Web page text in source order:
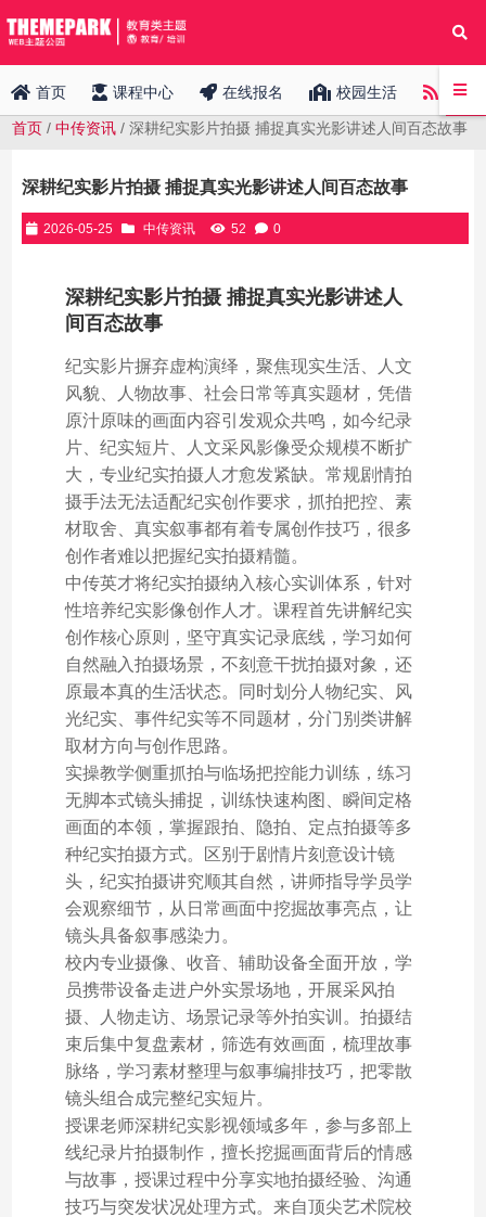
首页 课程中心 在线报名 校园生活 中传
首页 /中传资讯 / 深耕纪实影片拍摄 捕捉真实光影讲述人间百态故事
深耕纪实影片拍摄 捕捉真实光影讲述人间百态故事
2026-05-25 中传资讯 52 0
深耕纪实影片拍摄 捕捉真实光影讲述人
间百态故事
纪实影片摒弃虚构演绎，聚焦现实生活、人文
风貌、人物故事、社会日常等真实题材，凭借
原汁原味的画面内容引发观众共鸣，如今纪录
片、纪实短片、人文采风影像受众规模不断扩
大，专业纪实拍摄人才愈发紧缺。常规剧情拍
摄手法无法适配纪实创作要求，抓拍把控、素
材取舍、真实叙事都有着专属创作技巧，很多
创作者难以把握纪实拍摄精髓。
中传英才将纪实拍摄纳入核心实训体系，针对
性培养纪实影像创作人才。课程首先讲解纪实
创作核心原则，坚守真实记录底线，学习如何
自然融入拍摄场景，不刻意干扰拍摄对象，还
原最本真的生活状态。同时划分人物纪实、风
光纪实、事件纪实等不同题材，分门别类讲解
取材方向与创作思路。
实操教学侧重抓拍与临场把控能力训练，练习
无脚本式镜头捕捉，训练快速构图、瞬间定格
画面的本领，掌握跟拍、隐拍、定点拍摄等多
种纪实拍摄方式。区别于剧情片刻意设计镜
头，纪实拍摄讲究顺其自然，讲师指导学员学
会观察细节，从日常画面中挖掘故事亮点，让
镜头具备叙事感染力。
校内专业摄像、收音、辅助设备全面开放，学
员携带设备走进户外实景场地，开展采风拍
摄、人物走访、场景记录等外拍实训。拍摄结
束后集中复盘素材，筛选有效画面，梳理故事
脉络，学习素材整理与叙事编排技巧，把零散
镜头组合成完整纪实短片。
授课老师深耕纪实影视领域多年，参与多部上
线纪录片拍摄制作，擅长挖掘画面背后的情感
与故事，授课过程中分享实地拍摄经验、沟通
技巧与突发状况处理方式。来自顶尖艺术院校